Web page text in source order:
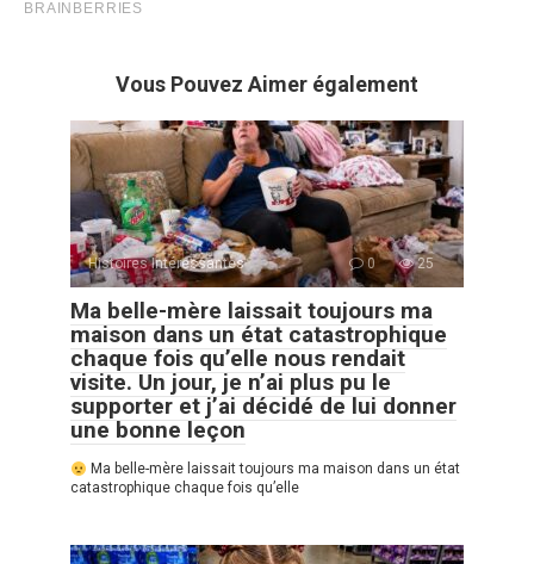
Vous Pouvez Aimer également
Histoires Intéressantes 0 25
Ma belle-mère laissait toujours ma
maison dans un état catastrophique
chaque fois qu’elle nous rendait
visite. Un jour, je n’ai plus pu le
supporter et j’ai décidé de lui donner
une bonne leçon
Ma belle-mère laissait toujours ma maison dans un état
catastrophique chaque fois qu’elle